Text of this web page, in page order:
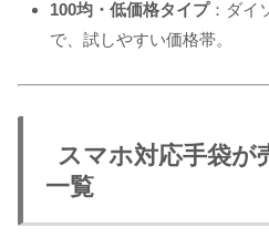
100均・低価格タイプ：ダイ
で、試しやすい価格帯。
スマホ対応手袋が
一覧